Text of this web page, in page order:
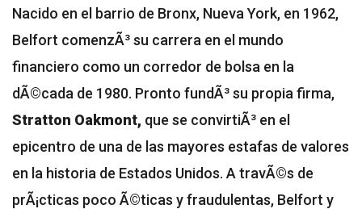
Nacido en el barrio de Bronx, Nueva York, en 1962,
Belfort comenzÃ³ su carrera en el mundo
financiero como un corredor de bolsa en la
dÃ©cada de 1980. Pronto fundÃ³ su propia firma,
Stratton Oakmont, que se convirtiÃ³ en el
epicentro de una de las mayores estafas de valores
en la historia de Estados Unidos. A travÃ©s de
prÃ¡cticas poco Ã©ticas y fraudulentas, Belfort y